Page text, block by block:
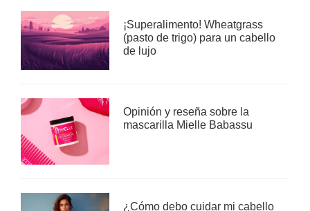
¡Superalimento! Wheatgrass
(pasto de trigo) para un cabello
de lujo
Opinión y reseña sobre la
mascarilla Mielle Babassu
¿Cómo debo cuidar mi cabello